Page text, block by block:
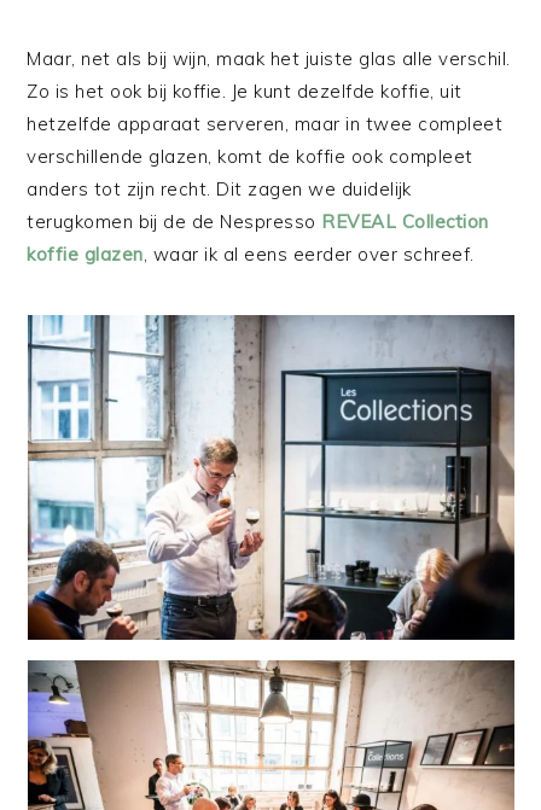
Maar, net als bij wijn, maak het juiste glas alle verschil.
Zo is het ook bij koffie. Je kunt dezelfde koffie, uit
hetzelfde apparaat serveren, maar in twee compleet
verschillende glazen, komt de koffie ook compleet
anders tot zijn recht. Dit zagen we duidelijk
terugkomen bij de de Nespresso REVEAL Collection
koffie glazen, waar ik al eens eerder over schreef.